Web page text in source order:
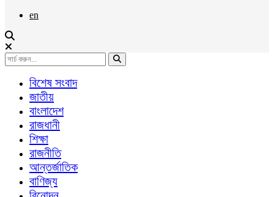
en
বিশেষ সংবাদ
জাতীয়
বাংলাদেশ
রাজধানী
শিক্ষা
রাজনীতি
আন্তর্জাতিক
বাণিজ্য